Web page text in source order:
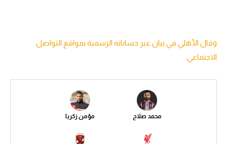
سعودي في الجول
الدوري الإنجليزي
وقال الأهلي في بيان عبر حساباته الرسمية بمواقع التواصل
الاجتماعي:
محمد صلاح مؤمن زكريا